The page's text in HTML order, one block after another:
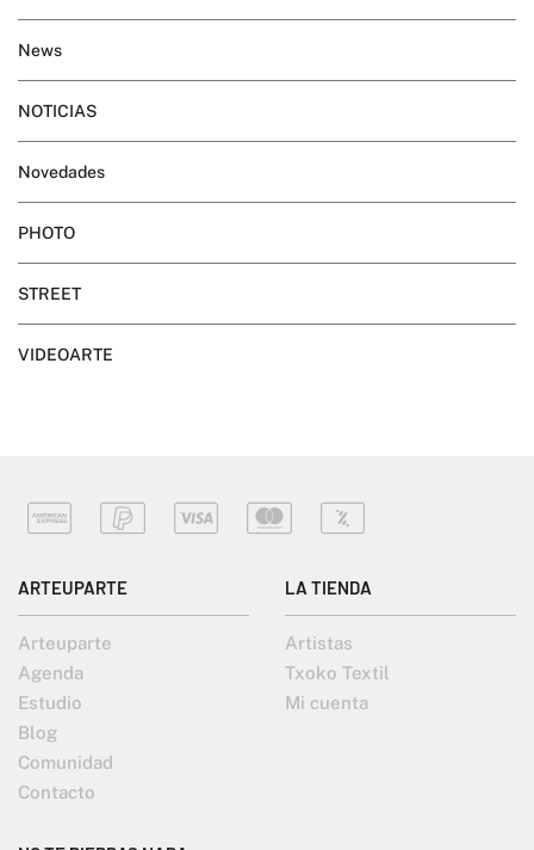
News
NOTICIAS
Novedades
PHOTO
STREET
VIDEOARTE
ARTEUPARTE
Arteuparte
Agenda
Estudio
Blog
Comunidad
Contacto
LA TIENDA
Artistas
Txoko Textil
Mi cuenta